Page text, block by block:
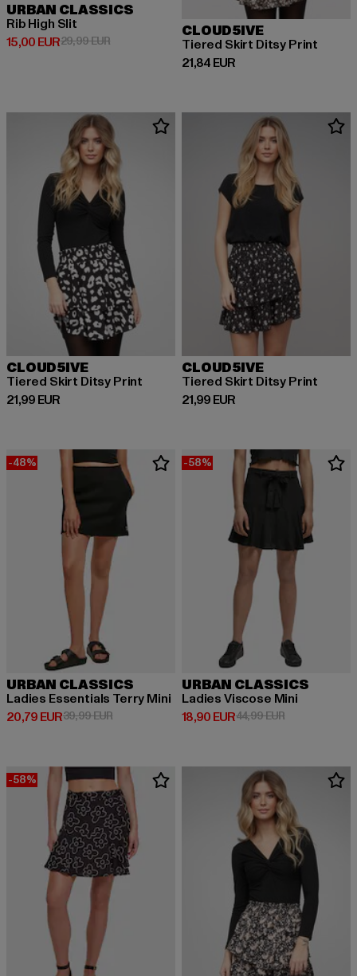
URBAN CLASSICS
Rib High Slit
15,00 EUR
Derzeitiger Preis: 15,00 EUR
29,99 EURAktionspreis: 29,99 EUR
CLOUD5IVE
Tiered Skirt Ditsy Print
21,84 EUR
Derzeitiger Preis: 21,84 EUR
CLOUD5IVE
Tiered Skirt Ditsy Print
21,99 EUR
Derzeitiger Preis: 21,99 EUR
CLOUD5IVE
Tiered Skirt Ditsy Print
21,99 EUR
Derzeitiger Preis: 21,99 EUR
-48%
URBAN CLASSICS
Ladies Essentials Terry Mini
20,79 EUR
Derzeitiger Preis: 20,79 EUR
39,99 EURAktionspreis: 39,99 EUR
-58%
URBAN CLASSICS
Ladies Viscose Mini
18,90 EUR
Derzeitiger Preis: 18,90 EUR
44,99 EURAktionspreis:
-58%